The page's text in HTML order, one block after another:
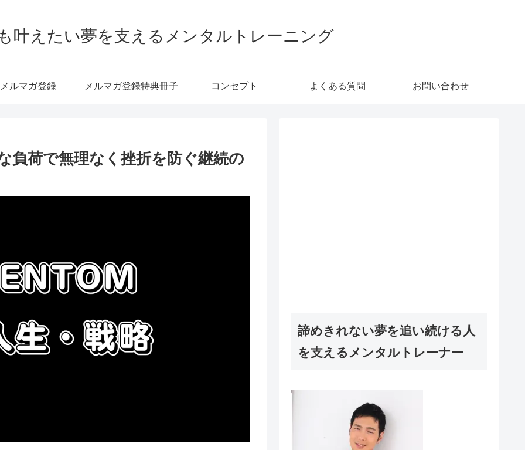
叶えたい夢を支えるメンタルトレーニング
メルマガ登録 メルマガ登録特典冊子 コンセプト よくある質問 お問い合わせ
負荷で無理なく挫折を防ぐ継続の
諦めきれない夢を追い続ける人
を支えるメンタルトレーナー